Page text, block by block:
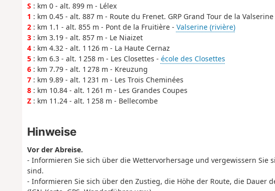
S : km 0 - alt. 899 m - Lélex
1 : km 0.45 - alt. 887 m - Route du Frenet. GRP Grand Tour de la Valserine
2: km 1.1 - alt. 855 m - Pont de la Fruitière - Valserine (rivière)
3: km 3.19 - alt. 857 m - Le Niaizet
4: km 4.32 - alt. 1 126 m - La Haute Cernaz
5: km 6.3 - alt. 1 258 m - Les Closettes - école des Closettes
6: km 7.79 - alt. 1 278 m - Kreuzung
7: km 9.89 - alt. 1 231 m - Les Trois Cheminées
8: km 10.84 - alt. 1 261 m - Les Grandes Coupes
Z: km 11.24 - alt. 1 258 m - Bellecombe
Hinweise
Vor der Abreise.
- Informieren Sie sich über die Wettervorhersage und vergewissern Sie
sind.
- Informieren Sie sich über den Zustieg, die Höhe der Route, die Dauer